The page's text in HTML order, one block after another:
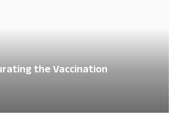
the Vaccination